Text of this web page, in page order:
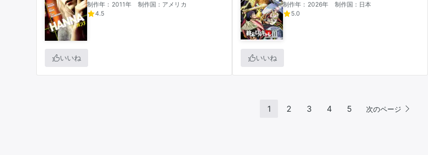
制作年：2011年
制作国：アメリカ
4.5
いいね
制作年：2026年
制作国：日本
5.0
いいね
1 2 3 4 5 次のページ